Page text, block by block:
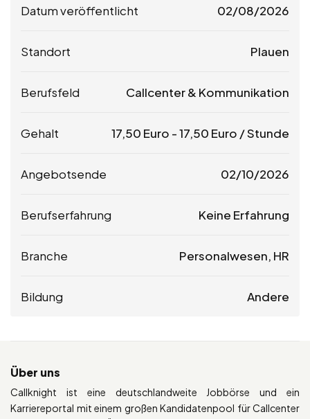
Datum veröffentlicht 02/08/2026
Standort Plauen
Berufsfeld Callcenter & Kommunikation
Gehalt 17,50 Euro -17,50 Euro / Stunde
Angebotsende 02/10/2026
Berufserfahrung Keine Erfahrung
Branche Personalwesen, HR
Bildung Andere
Über uns
Callknight ist eine deutschlandweite Jobbörse und ein
Karriereportal mit einem großen Kandidatenpool für Callcenter